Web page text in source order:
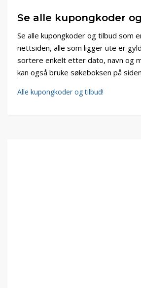
Se alle kupongkoder
Se alle kupongkoder og tilbud som
nettsiden, alle som ligger ute er
sortere enkelt etter dato, navn og
kan også bruke søkeboksen på
Alle kupongkoder og tilbud!